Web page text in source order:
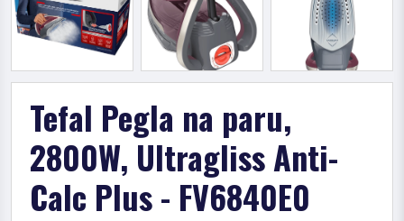
Tefal Pegla na paru,
2800W, Ultragliss Anti-
Calc Plus - FV6840E0